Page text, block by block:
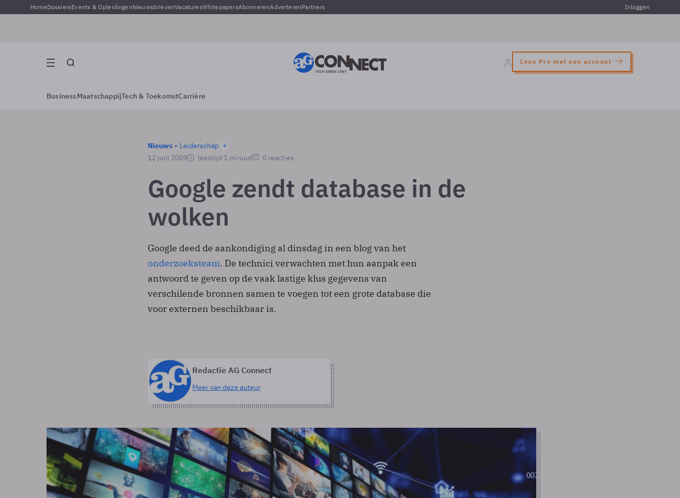
HomeDossiersEvents & OpleidingenNieuwsbrievenVacaturesWhitepapersAbonnerenAdverterenPartners Inloggen
Lees Pro met een account
BusinessMaatschappijTech & ToekomstCarrière
Nieuws
Leiderschap
12 juni 2009
leestijd 1 minuut 0 reacties
Google zendt database in de
wolken
Google deed de aankondiging al dinsdag in een blog van het
onderzoeksteam. De technici verwachten met hun aanpak een
antwoord te geven op de vaak lastige klus gegevens van
verschilende bronnen samen te voegen tot een grote database die
voor externen beschikbaar is.
Redactie AG Connect
Meer van deze auteur